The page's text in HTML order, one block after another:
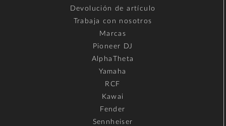
Devolución de artículo
Trabaja con nosotros
Marcas
Pioneer DJ
AlphaTheta
Yamaha
RCF
Kawai
Fender
Sennheiser